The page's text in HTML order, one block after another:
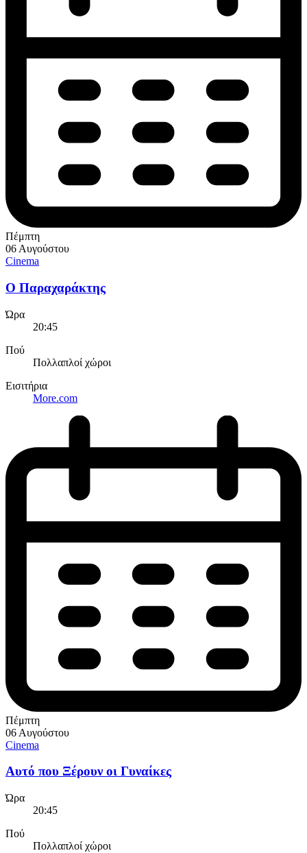
Πέμπτη
06 Αυγούστου
Cinema
Ο Παραχαράκτης
Ώρα
20:45
Πού
Πολλαπλοί χώροι
Εισιτήρια
More.com
Πέμπτη
06 Αυγούστου
Cinema
Αυτό που Ξέρουν οι Γυναίκες
Ώρα
20:45
Πού
Πολλαπλοί χώροι